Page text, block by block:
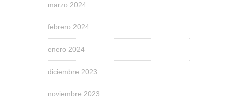
marzo 2024
febrero 2024
enero 2024
diciembre 2023
noviembre 2023